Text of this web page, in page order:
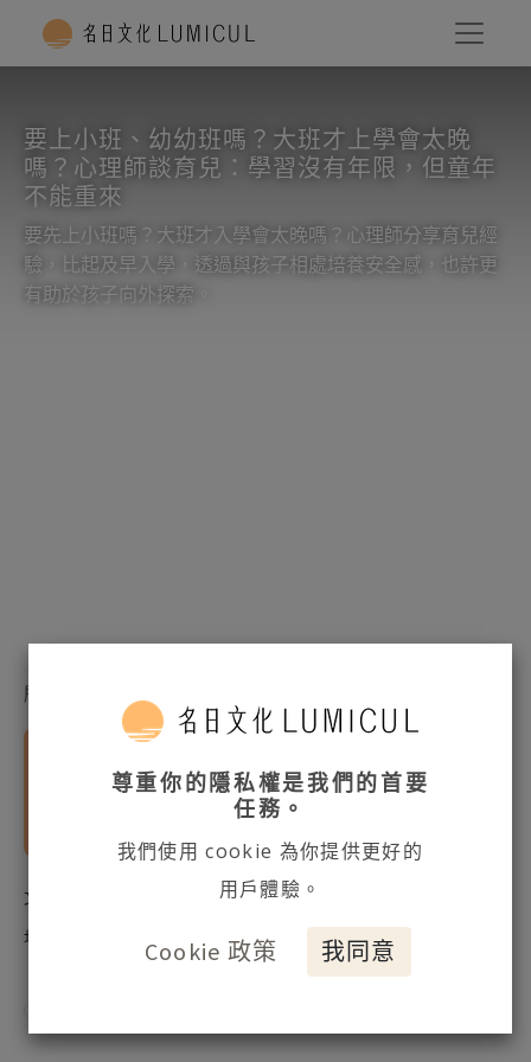
要上小班、幼幼班嗎？大班才上學會太晚
嗎？心理師談育兒：學習沒有年限，但童年
不能重來
要先上小班嗎？大班才入學會太晚嗎？心理師分享育兒經
驗，比起及早入學，透過與孩子相處培養安全感，也許更
有助於孩子向外探索。
所有網誌
分享育兒經驗，比起及早入學，透過與孩子相
處培養安全感，也許更有助於孩子向外探索。
文章授權：名日文化／文：鄭翔好 諮商心理師／
址：
womany 女人迷精選
尊重你的隱私權是我們的首要
任務。
我們使用 cookie 為你提供更好的
用戶體驗。
Cookie 政策 我同意